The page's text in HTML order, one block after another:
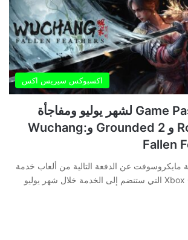
اكسبوكس سيريس اكس
ألعاب Game Pass لشهر يوليو ومفاجأة
RoboCop و Grounded 2 وWuchang:
Fallen
عن الدفعة التالية من ألعاب خدمة
Xbox Game Pass التي ستنضم إلى الخدمة خلال شهر يوليو